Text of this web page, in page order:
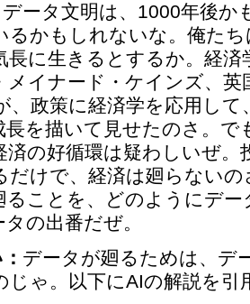
データ文明は、1000年後か
るかもしれないな。俺た
長に生きるとするか。経
メイナード・ケインズ、英
、政策に経済学を応用し
長を描いて見せたのさ。で
済の好循環は疑わしいぜ。
だけで、経済は廻らない
ることを、どのようにデ
の出番だぜ。
データが廻るためは、デ
じゃ。以下にAIの解説を引